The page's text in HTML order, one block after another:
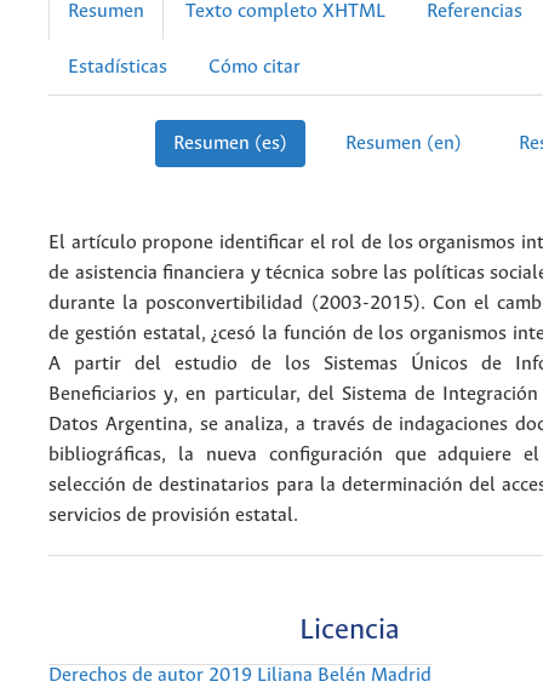
Resumen Texto completo XHTML Referencias
Estadísticas Cómo citar
Resumen (es) Resumen (en)
El artículo propone identificar el rol de los organismos
de asistencia financiera y técnica sobre las políticas
durante la posconvertibilidad (2003-2015). Con el
de gestión estatal, ¿cesó la función de los organismos
A partir del estudio de los Sistemas Únicos de
Beneficiarios y, en particular, del Sistema de Integración
Datos Argentina, se analiza, a través de indagaciones
bibliográficas, la nueva configuración que adquiere
selección de destinatarios para la determinación del
servicios de provisión estatal.
Licencia
Derechos de autor 2019 Liliana Belén Madrid